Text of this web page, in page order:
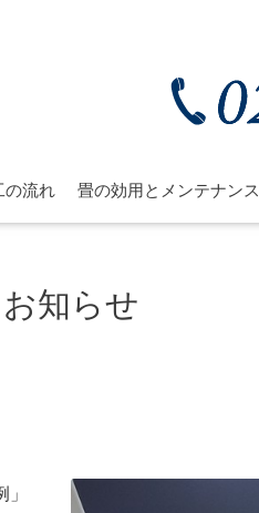
の流れ 畳の効用とメンテナンス
お知らせ